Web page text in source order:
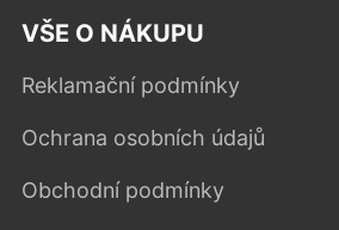
VŠE O NÁKUPU
Reklamační podmínky
Ochrana osobních údajů
Obchodní podmínky